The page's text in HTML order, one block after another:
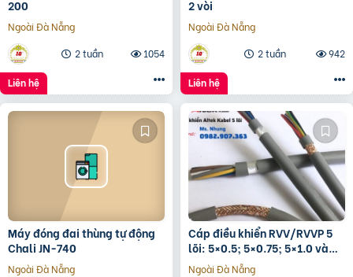
200
Ngoài Đà Nẵng
2 tuần
1054
Liên hệ
2 vòi
Ngoài Đà Nẵng
2 tuần
942
Liên hệ
Máy đóng đai thùng tự động
Chali JN-740
Ngoài Đà Nẵng
Cáp điều khiển RVV/RVVP 5
lõi: 5×0.5; 5×0.75; 5×1.0 và
5×1.5
Ngoài Đà Nẵng